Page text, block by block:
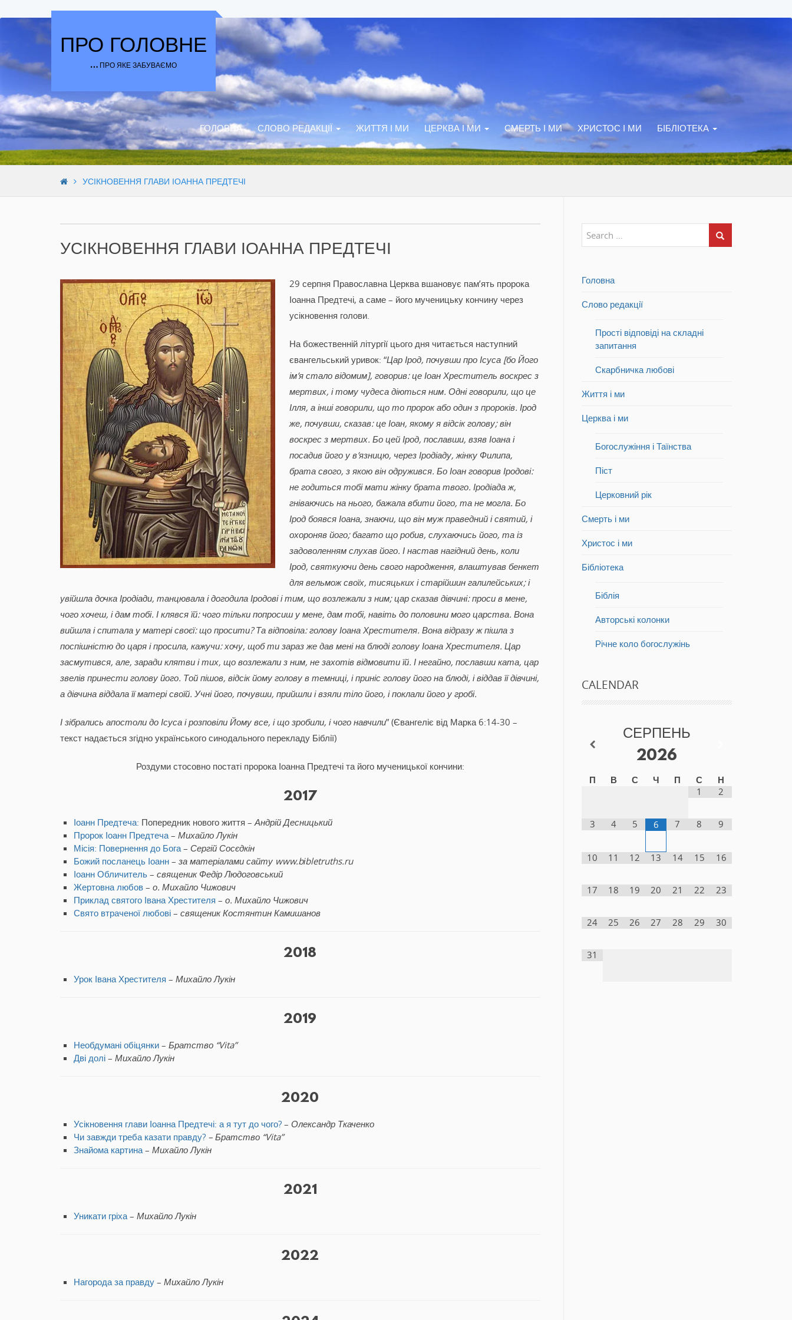
Skip to content
ПРО ГОЛОВНЕ
… ПРО ЯКЕ ЗАБУВАЄМО
ГОЛОВНА СЛОВО РЕДАКЦІЇ ЖИТТЯ І МИ ЦЕРКВА І МИ СМЕРТЬ І МИ ХРИСТОС І МИ БІБЛІОТЕКА
УСІКНОВЕННЯ ГЛАВИ ІОАННА ПРЕДТЕЧІ
УСІКНОВЕННЯ ГЛАВИ ІОАННА ПРЕДТЕЧІ
29 серпня Православна Церква вшановує пам’ять пророка
Іоанна Предтечі, а саме – його мученицьку кончину через
усікновення голови.
На божественній літургії цього дня читається наступний
євангельський уривок: “Цар Ірод, почувши про Ісуса [бо Його
ім’я стало відомим], говорив: це Іоан Хреститель воскрес з
мертвих, і тому чудеса діються ним. Одні говорили, що це
Ілля, а інші говорили, що то пророк або один з пророків. Ірод
же, почувши, сказав: це Іоан, якому я відсік голову; він
воскрес з мертвих. Бо цей Ірод, пославши, взяв Іоана і
посадив його у в’язницю, через Іродіаду, жінку Филипа,
брата свого, з якою він одружився. Бо Іоан говорив Іродові:
не годиться тобі мати жінку брата твого. Іродіада ж,
гніваючись на нього, бажала вбити його, та не могла. Бо
Ірод боявся Іоана, знаючи, що він муж праведний і святий, і
охороняв його; багато що робив, слухаючись його, та із
задоволенням слухав його. І настав нагідний день, коли
Ірод, святкуючи день свого народження, влаштував бенкет
для вельмож своїх, тисяцьких і старійшин галилейських; і
увійшла дочка Іродіади, танцювала і догодила Іродові і тим, що возлежали з ним; цар сказав дівчині: проси в мене,
чого хочеш, і дам тобі. І клявся їй: чого тільки попросиш у мене, дам тобі, навіть до половини мого царства. Вона
вийшла і спитала у матері своєї: що просити? Та відповіла: голову Іоана Хрестителя. Вона відразу ж пішла з
поспішністю до царя і просила, кажучи: хочу, щоб ти зараз же дав мені на блюді голову Іоана Хрестителя. Цар
засмутився, але, заради клятви і тих, що возлежали з ним, не захотів відмовити їй. І негайно, пославши ката, цар
звелів принести голову його. Той пішов, відсік йому голову в темниці, і приніс голову його на блюді, і віддав її дівчині,
а дівчина віддала її матері своїй. Учні його, почувши, прийшли і взяли тіло його, і поклали його у гробі.
І зібрались апостоли до Ісуса і розповіли Йому все, і що зробили, і чого навчили” (Євангеліє від Марка 6:14-30 –
текст надається згідно українського синодального перекладу Біблії)
Роздуми стосовно постаті пророка Іоанна Предтечі та його мученицької кончини:
2017
Іоанн Предтеча: Попередник нового життя – Андрій Десницький
Пророк Іоанн Предтеча– Михайло Лукін
Місія: Повернення до Бога– Сергій Сосєдкін
Божий посланець Іоанн– за матеріалами сайту www.bіbletruths.ru
Іоанн Обличитель– священик Федір Людоговський
Жертовна любов– о. Михайло Чижович
Приклад святого Івана Хрестителя – о. Михайло Чижович
Свято втраченої любові– священик Костянтин Камишанов
2018
Урок Івана Хрестителя – Михайло Лукін
2019
Необдумані обіцянки– Братство “Vita”
Дві долі– Михайло Лукін
2020
Усікновення глави Іоанна Предтечі: а я тут до чого?– Олександр Ткаченко
Чи завжди треба казати правду?– Братство “Vita”
Знайома картина– Михайло Лукін
2021
Уникати гріха– Михайло Лукін
2022
Нагорода за правду– Михайло Лукін
Головна
Слово редакції
Прості відповіді на складні
запитання
Скарбничка любові
Життя і ми
Церква і ми
Богослужіння і Таїнства
Піст
Церковний рік
Смерть і ми
Христос і ми
Бібліотека
Біблія
Авторські колонки
Річне коло богослужінь
CALENDAR
СЕРПЕНЬ
2026
П В С Ч П С
Н
1
2
3 4 5 6 7 8 9
10 11 12 13 14 15 16
17 18 19 20 21 22 23
24 25 26 27 28 29 30
31